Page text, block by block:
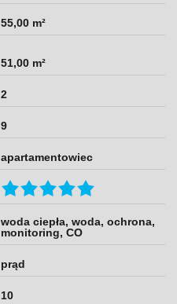
55,00 m²
51,00 m²
2
9
apartamentowiec
woda ciepła, woda, ochrona,
monitoring, CO
prąd
10